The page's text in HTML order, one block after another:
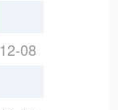
12-08